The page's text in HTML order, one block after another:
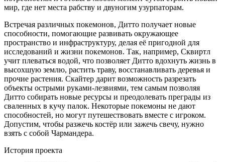
мир, где нет места рабству и двуногим узурпаторам.
Встречая различных покемонов, Дитто получает новые
способности, помогающие развивать окружающее
пространство и инфраструктуру, делая её пригодной для
исследований и жизни покемонов. Так, например, Сквиртл
учит плеваться водой, что позволяет Дитто вдохнуть жизнь в
высохшую землю, растить траву, восстанавливать деревья и
прочие растения. Скайтер дарит возможность разрезать
объекты острыми руками-лезвиями, тем самым позволяя
Дитто собирать новые ресурсы и преодолевать преграды из
сваленных в кучу палок. Некоторые покемоны не дают
способностей, но могут путешествовать вместе с игроком.
Допустим, чтобы разжечь костёр или зажечь свечу, нужно
взять с собой Чармандера.
История проекта